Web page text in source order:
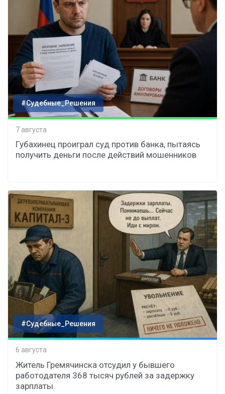
#Судебные_Решения
7 августа
Губахинец проиграл суд против банка, пытаясь
получить деньги после действий мошенников
#Судебные_Решения
6 августа
Житель Гремячинска отсудил у бывшего
работодателя 368 тысяч рублей за задержку
зарплаты